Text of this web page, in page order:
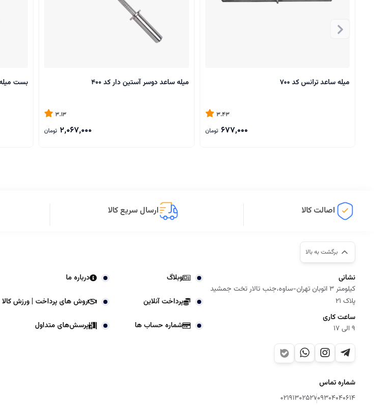
میله ساعد ترانس کد 700
3.43
677,000 تومان
میله ساعد دوسر آستین دار کد 400
3.13
2,067,000 تومان
بست
اصالت کالا ارسال سریع کالا
برگشت به بالا
نشانی
کیلومتر 3 اتوبان تهران-ساوه،جنب تالار تخت جمشید
پلاک 21
ساعت کاری
9 الی 17
شماره تماس
09304040614
02191302527
وبلاگ درباره ما
پرداخت آنلاین روش های پرداخت | ورزش کالا
شماره حساب ها پرسش‌های متداول